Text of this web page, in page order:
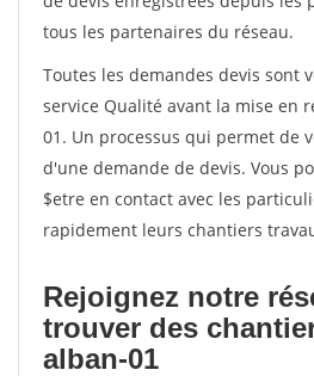
tous les partenaires du réseau.
Toutes les demandes devis sont
service Qualité avant la mise en
01. Un processus qui permet de
d'une demande de devis. Vous
$etre en contact avec les
rapidement leurs chantiers
Rejoignez notre
trouver des
alban-01